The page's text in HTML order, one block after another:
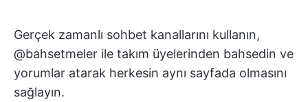
Gerçek zamanlı sohbet kanallarını kullanın,
@bahsetmeler ile takım üyelerinden bahsedin ve
yorumlar atarak herkesin aynı sayfada olmasını
sağlayın.